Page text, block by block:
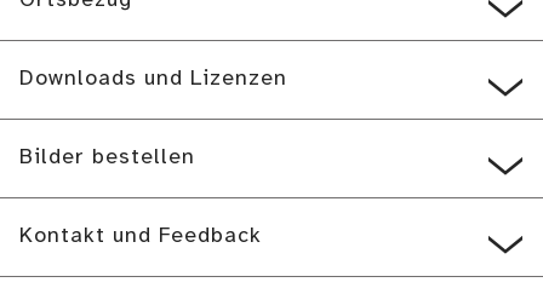
Downloads und Lizenzen
Bilder bestellen
Kontakt und Feedback